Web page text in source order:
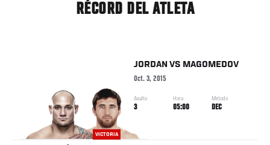
RÉCORD DEL ATLETA
VICTORIA
JORDAN VS MAGOMEDOV
Oct. 3, 2015
Asalto
3
Hora
05:00
Método
DEC